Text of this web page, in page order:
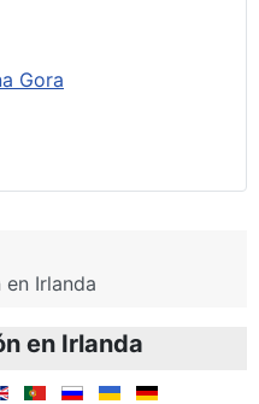
Gora
Irlanda
en Irlanda